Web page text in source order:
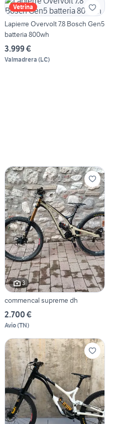
Vetrina
Lapierre Overvolt 7.8 Bosch Gen5
batteria 800wh
3.999 €
Valmadrera (LC)
3
commencal supreme dh
2.700 €
Avio(TN)